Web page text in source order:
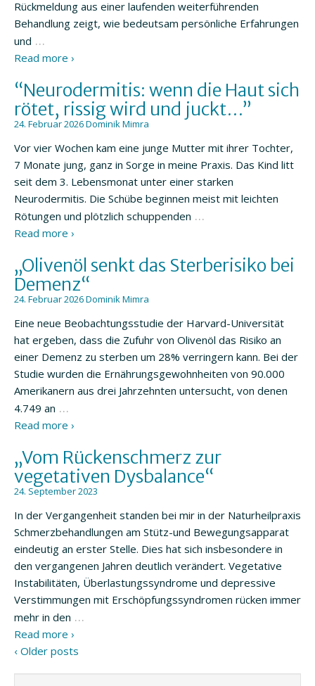
Rückmeldung aus einer laufenden weiterführenden
Behandlung zeigt, wie bedeutsam persönliche Erfahrungen
und …
Read more ›
“Neurodermitis: wenn die Haut sich
rötet, rissig wird und juckt…”
24. Februar 2026Dominik Mimra
Vor vier Wochen kam eine junge Mutter mit ihrer Tochter,
7 Monate jung, ganz in Sorge in meine Praxis. Das Kind litt
seit dem 3. Lebensmonat unter einer starken
Neurodermitis. Die Schübe beginnen meist mit leichten
Rötungen und plötzlich schuppenden …
Read more ›
„Olivenöl senkt das Sterberisiko bei
Demenz“
24. Februar 2026Dominik Mimra
Eine neue Beobachtungsstudie der Harvard-Universität
hat ergeben, dass die Zufuhr von Olivenöl das Risiko an
einer Demenz zu sterben um 28% verringern kann. Bei der
Studie wurden die Ernährungsgewohnheiten von 90.000
Amerikanern aus drei Jahrzehnten untersucht, von denen
4.749 an …
Read more ›
„Vom Rückenschmerz zur
vegetativen Dysbalance“
24. September 2023
In der Vergangenheit standen bei mir in der Naturheilpraxis
Schmerzbehandlungen am Stütz-und Bewegungsapparat
eindeutig an erster Stelle. Dies hat sich insbesondere in
den vergangenen Jahren deutlich verändert. Vegetative
Instabilitäten, Überlastungssyndrome und depressive
Verstimmungen mit Erschöpfungssyndromen rücken immer
mehr in den …
Read more ›
‹ Older posts